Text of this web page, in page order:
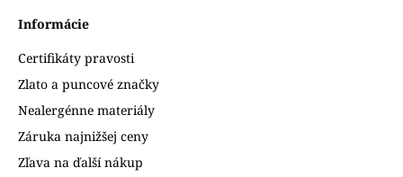
Informácie
Certifikáty pravosti
Zlato a puncové značky
Nealergénne materiály
Záruka najnižšej ceny
Zľava na ďalší nákup